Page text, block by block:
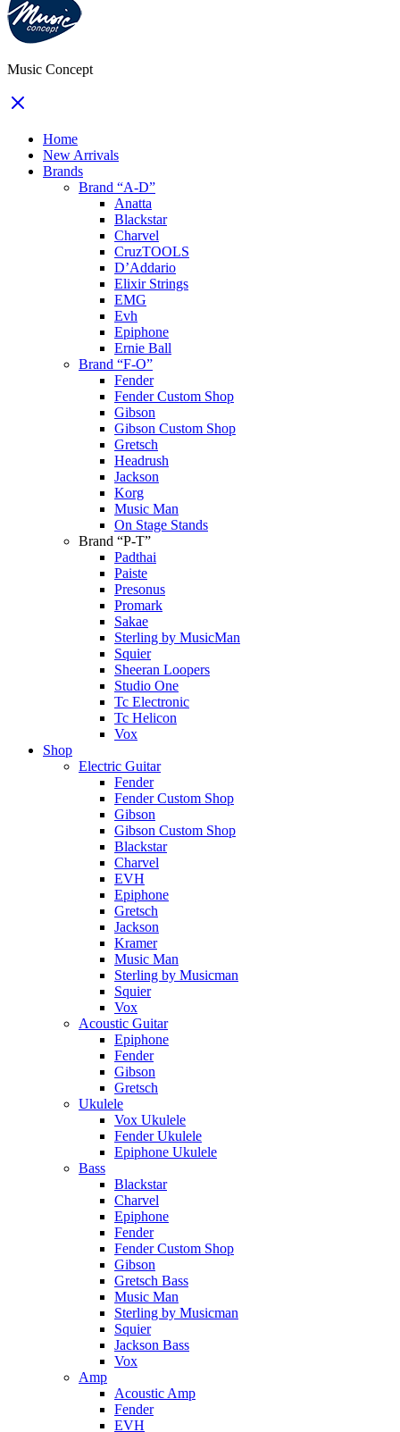
Music Concept
Home
New Arrivals
Brands
Brand “A-D”
Anatta
Blackstar
Charvel
CruzTOOLS
D’Addario
Elixir Strings
EMG
Evh
Epiphone
Ernie Ball
Brand “F-O”
Fender
Fender Custom Shop
Gibson
Gibson Custom Shop
Gretsch
Headrush
Jackson
Korg
Music Man
On Stage Stands
Brand “P-T”
Padthai
Paiste
Presonus
Promark
Sakae
Sterling by MusicMan
Squier
Sheeran Loopers
Studio One
Tc Electronic
Tc Helicon
Vox
Shop
Electric Guitar
Fender
Fender Custom Shop
Gibson
Gibson Custom Shop
Blackstar
Charvel
EVH
Epiphone
Gretsch
Jackson
Kramer
Music Man
Sterling by Musicman
Squier
Vox
Acoustic Guitar
Epiphone
Fender
Gibson
Gretsch
Ukulele
Vox Ukulele
Fender Ukulele
Epiphone Ukulele
Bass
Blackstar
Charvel
Epiphone
Fender
Fender Custom Shop
Gibson
Gretsch Bass
Music Man
Sterling by Musicman
Squier
Jackson Bass
Vox
Amp
Acoustic Amp
Fender
EVH